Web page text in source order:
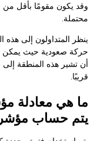
وقد يكون مقومًا بأقل من
محتملة.
ينظر المتداولون إلى
حركة صعودية حيث يمكن
أن تشير هذه المنطقة إلى
قريبًا.
يتم حساب مؤشر